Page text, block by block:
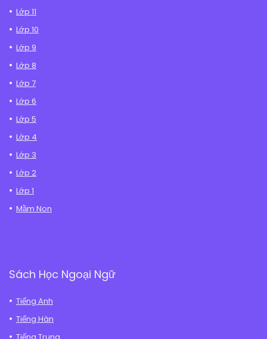
Lớp 11
Lớp 10
Lớp 9
Lớp 8
Lớp 7
Lớp 6
Lớp 5
Lớp 4
Lớp 3
Lớp 2
Lớp 1
Mầm Non
Sách Học Ngoại Ngữ
Tiếng Anh
Tiếng Hàn
Tiếng Trung